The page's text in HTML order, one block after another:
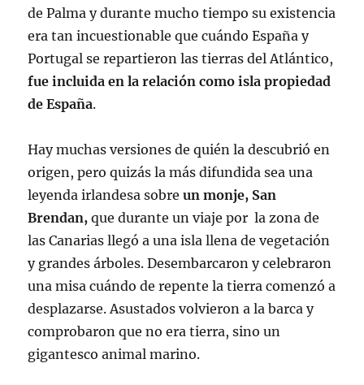
de Palma y durante mucho tiempo su existencia
era tan incuestionable que cuándo España y
Portugal se repartieron las tierras del Atlántico,
fue incluida en la relación como isla propiedad
de España.
Hay muchas versiones de quién la descubrió en
origen, pero quizás la más difundida sea una
leyenda irlandesa sobreun monje, San
Brendan, que durante un viaje por la zona de
las Canarias llegó a una isla llena de vegetación
y grandes árboles. Desembarcaron y celebraron
una misa cuándo de repente la tierra comenzó a
desplazarse. Asustados volvieron a la barca y
comprobaron que no era tierra, sino un
gigantesco animal marino.